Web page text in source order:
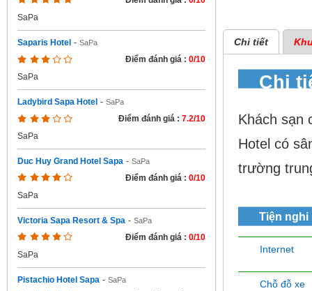
SaPa
Saparis Hotel - SaPa
Điểm đánh giá : 0/10
SaPa
Ladybird Sapa Hotel - SaPa
Điểm đánh giá : 7.2/10
SaPa
Duc Huy Grand Hotel Sapa - SaPa
Điểm đánh giá : 0/10
SaPa
Victoria Sapa Resort & Spa - SaPa
Điểm đánh giá : 0/10
SaPa
Pistachio Hotel Sapa - SaPa
Chi tiết
Chi
Khách sạn
Hotel có
trường
Tiện nghi
Internet
Chỗ đỗ xe